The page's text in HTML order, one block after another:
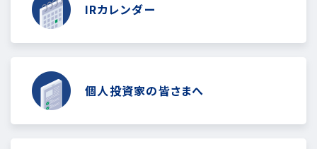
IRカレンダー
個人投資家の皆さまへ